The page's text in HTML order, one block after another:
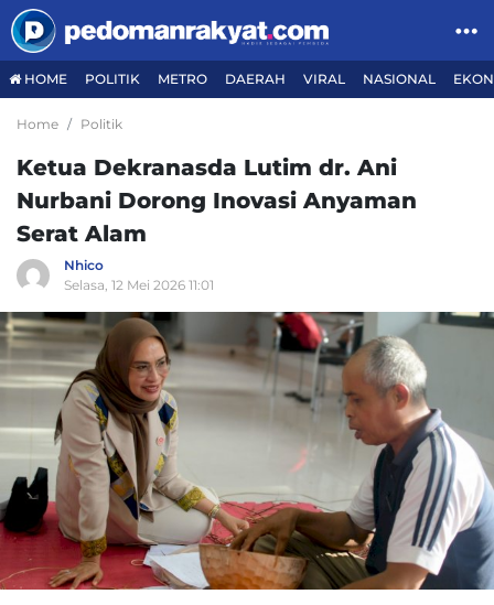
HOME POLITIK METRO DAERAH VIRAL NASIONAL
Home Politik
Ketua Dekranasda Lutim dr. Ani
Nurbani Dorong Inovasi Anyaman
Serat Alam
Nhico
Selasa, 12 Mei 2026 11:01